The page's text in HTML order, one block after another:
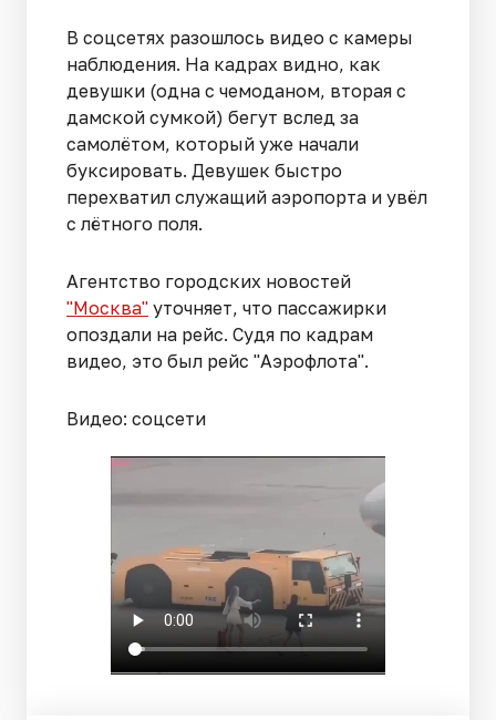
В соцсетях разошлось видео с камеры
наблюдения. На кадрах видно, как
девушки (одна с чемоданом, вторая с
дамской сумкой) бегут вслед за
самолётом, который уже начали
буксировать. Девушек быстро
перехватил служащий аэропорта и увёл
с лётного поля.
Агентство городских новостей
"Москва" уточняет, что пассажирки
опоздали на рейс. Судя по кадрам
видео, это был рейс "Аэрофлота".
Видео: соцсети